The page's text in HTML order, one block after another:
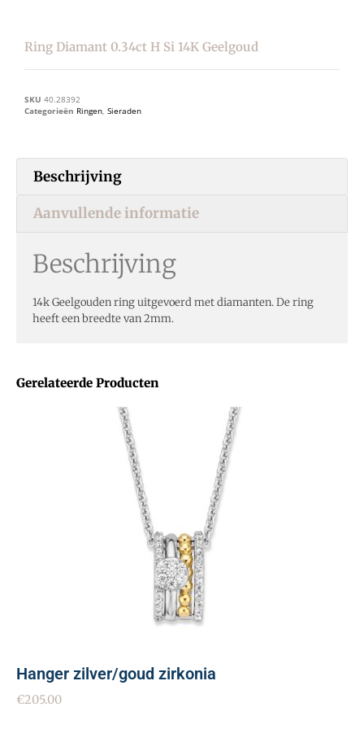
Gerelateerde Producten
Hanger zilver/goud zirkonia
€205.00
Ring Diamant 0.34ct H Si 14K Geelgoud
SKU 40.28392
Categorieën Ringen, Sieraden
Beschrijving
Aanvullende informatie
Beschrijving
14k Geelgouden ring uitgevoerd met diamanten. De ring
heeft een breedte van 2mm.